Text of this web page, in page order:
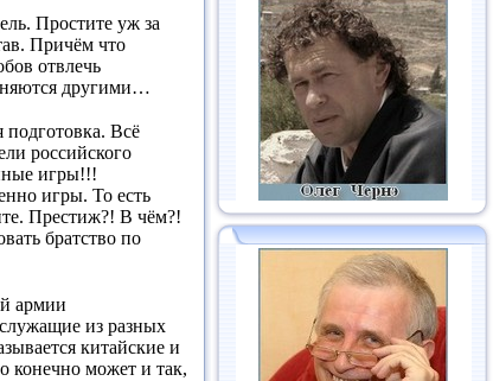
Простите уж за
Причём что
отвлечь
другими…
подготовка. Всё
российского
игры!!!
игры. То есть
Престиж?! В чём?!
братство по
армии
из разных
китайские и
конечно может и так,